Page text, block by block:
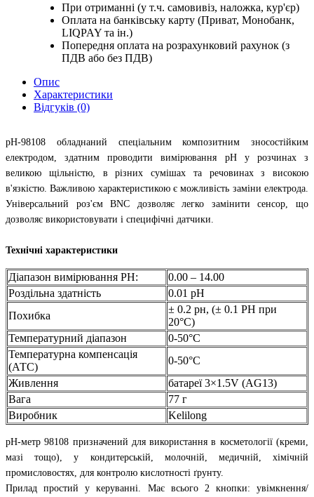
При отриманні (у т.ч. самовивіз, наложка, кур'єр)
Оплата на банківську карту (Приват, Монобанк,
LIQPAY та ін.)
Попередня оплата на розрахунковий рахунок (з
ПДВ або без ПДВ)
Опис
Характеристики
Відгуків (0)
рН-98108 обладнаний спеціальним композитним зносостійким
електродом, здатним проводити вимірювання рН у розчинах з
великою щільністю, в різних сумішах та речовинах з високою
в'язкістю. Важливою характеристикою є можливість заміни електрода.
Універсальний роз'єм BNC дозволяє легко замінити сенсор, що
дозволяє використовувати і специфічні датчики.
Технічні характеристики
Діапазон вимірювання РН:
0.00 – 14.00
Роздільна здатність
0.01 рН
Похибка
± 0.2 рн, (± 0.1 РН при
20°C)
Температурний діапазон
0-50°C
Температурна компенсація
(АТС)
0-50°C
Живлення
батареї 3×1.5V (AG13)
Вага
77 г
Виробник
Kelilong
рН-метр 98108 призначений для використання в косметології (креми,
мазі тощо), у кондитерській, молочній, медичній, хімічній
промисловостях, для контролю кислотності ґрунту.
Прилад простий у керуванні. Має всього 2 кнопки: увімкнення/